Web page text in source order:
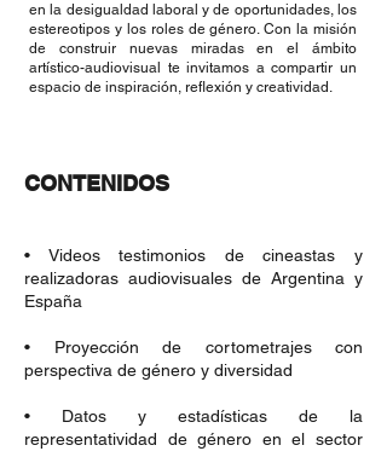
en la desigualdad laboral y de oportunidades, los
estereotipos y los roles de género. Con la misión
de construir nuevas miradas en el ámbito
artístico-audiovisual te invitamos a compartir un
espacio de inspiración, reflexión y creatividad.
CONTENIDOS
• Videos testimonios de cineastas y
realizadoras audiovisuales de Argentina y
España
• Proyección de cortometrajes con
perspectiva de género y diversidad
• Datos y estadísticas de la
representatividad de género en el sector